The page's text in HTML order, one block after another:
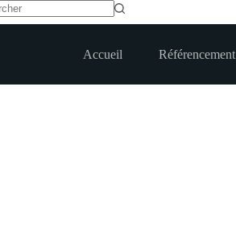
Accueil
Référencement